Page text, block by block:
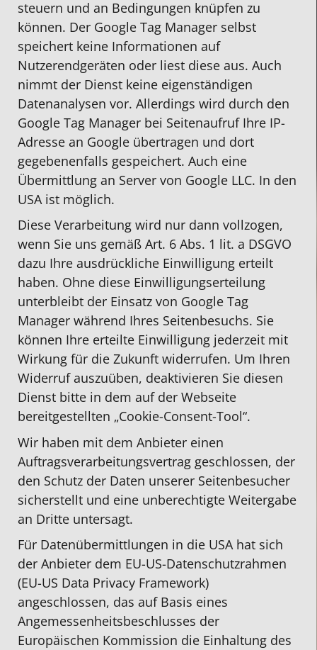
steuern und an Bedingungen knüpfen zu
können. Der Google Tag Manager selbst
speichert keine Informationen auf
Nutzerendgeräten oder liest diese aus. Auch
nimmt der Dienst keine eigenständigen
Datenanalysen vor. Allerdings wird durch den
Google Tag Manager bei Seitenaufruf Ihre IP-
Adresse an Google übertragen und dort
gegebenenfalls gespeichert. Auch eine
Übermittlung an Server von Google LLC. In den
USA ist möglich.
Diese Verarbeitung wird nur dann vollzogen,
wenn Sie uns gemäß Art. 6 Abs. 1 lit. a DSGVO
dazu Ihre ausdrückliche Einwilligung erteilt
haben. Ohne diese Einwilligungserteilung
unterbleibt der Einsatz von Google Tag
Manager während Ihres Seitenbesuchs. Sie
können Ihre erteilte Einwilligung jederzeit mit
Wirkung für die Zukunft widerrufen. Um Ihren
Widerruf auszuüben, deaktivieren Sie diesen
Dienst bitte in dem auf der Webseite
bereitgestellten „Cookie-Consent-Tool“.
Wir haben mit dem Anbieter einen
Auftragsverarbeitungsvertrag geschlossen, der
den Schutz der Daten unserer Seitenbesucher
sicherstellt und eine unberechtigte Weitergabe
an Dritte untersagt.
Für Datenübermittlungen in die USA hat sich
der Anbieter dem EU-US-Datenschutzrahmen
(EU-US Data Privacy Framework)
angeschlossen, das auf Basis eines
Angemessenheitsbeschlusses der
Europäischen Kommission die Einhaltung des